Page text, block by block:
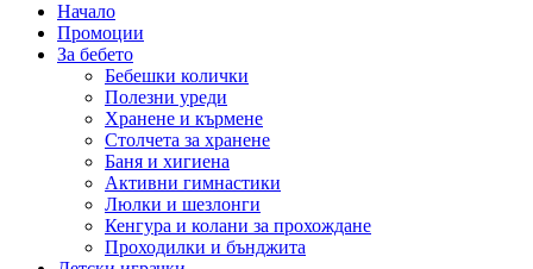
Начало
Промоции
За бебето
Бебешки колички
Полезни уреди
Хранене и кърмене
Столчета за хранене
Баня и хигиена
Активни гимнастики
Люлки и шезлонги
Кенгура и колани за прохождане
Проходилки и бънджита